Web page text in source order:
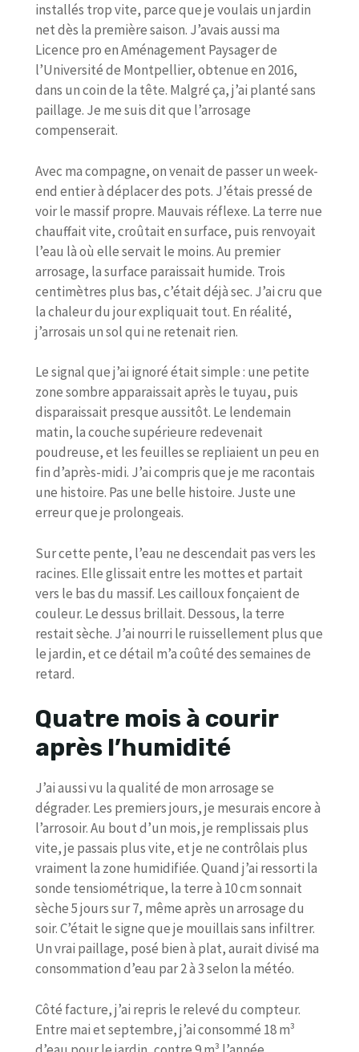
installés trop vite, parce que je voulais un jardin
net dès la première saison. J’avais aussi ma
Licence pro en Aménagement Paysager de
l’Université de Montpellier, obtenue en 2016,
dans un coin de la tête. Malgré ça, j’ai planté sans
paillage. Je me suis dit que l’arrosage
compenserait.
Avec ma compagne, on venait de passer un week-
end entier à déplacer des pots. J’étais pressé de
voir le massif propre. Mauvais réflexe. La terre nue
chauffait vite, croûtait en surface, puis renvoyait
l’eau là où elle servait le moins. Au premier
arrosage, la surface paraissait humide. Trois
centimètres plus bas, c’était déjà sec. J’ai cru que
la chaleur du jour expliquait tout. En réalité,
j’arrosais un sol qui ne retenait rien.
Le signal que j’ai ignoré était simple : une petite
zone sombre apparaissait après le tuyau, puis
disparaissait presque aussitôt. Le lendemain
matin, la couche supérieure redevenait
poudreuse, et les feuilles se repliaient un peu en
fin d’après-midi. J’ai compris que je me racontais
une histoire. Pas une belle histoire. Juste une
erreur que je prolongeais.
Sur cette pente, l’eau ne descendait pas vers les
racines. Elle glissait entre les mottes et partait
vers le bas du massif. Les cailloux fonçaient de
couleur. Le dessus brillait. Dessous, la terre
restait sèche. J’ai nourri le ruissellement plus que
le jardin, et ce détail m’a coûté des semaines de
retard.
Quatre mois à courir
après l’humidité
J’ai aussi vu la qualité de mon arrosage se
dégrader. Les premiers jours, je mesurais encore à
l’arrosoir. Au bout d’un mois, je remplissais plus
vite, je passais plus vite, et je ne contrôlais plus
vraiment la zone humidifiée. Quand j’ai ressorti la
sonde tensiométrique, la terre à 10 cm sonnait
sèche 5 jours sur 7, même après un arrosage du
soir. C’était le signe que je mouillais sans infiltrer.
Un vrai paillage, posé bien à plat, aurait divisé ma
consommation d’eau par 2 à 3 selon la météo.
Côté facture, j’ai repris le relevé du compteur.
Entre mai et septembre, j’ai consommé 18 m³